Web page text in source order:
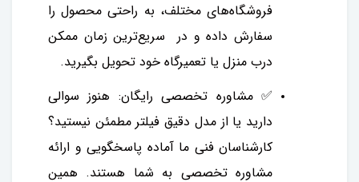
فروشگاه‌های مختلف، به راحتی محصول را
سفارش داده و در سریع‌ترین زمان ممکن
درب منزل یا تعمیرگاه خود تحویل بگیرید.
✅ مشاوره تخصصی رایگان: هنوز سوالی
دارید یا از مدل دقیق فیلتر مطمئن نیستید؟
کارشناسان فنی ما آماده پاسخگویی و ارائه
مشاوره تخصصی به شما هستند. همین